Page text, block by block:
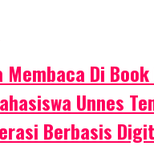
Di Book
Unnes
Berbasis